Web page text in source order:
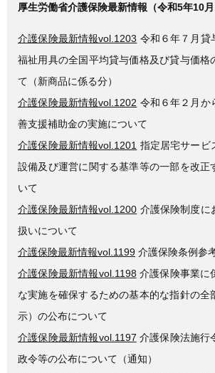
厚生労働省介護保険最新情報（令和5年10月
介護保険最新情報vol.1203 令和６年７月貸
福祉用具の全国平均貸与価格及び貸与価格
て（新商品に係る分）
介護保険最新情報vol.1202 令和６年２月か
善支援補助金の実施について
介護保険最新情報vol.1201 指定居宅サービ
設備及び運営に関する基準等の一部を改正
いて
介護保険最新情報vol.1200 介護保険制度に
扱いについて
介護保険最新情報vol.1199 介護保険条例参
介護保険最新情報vol.1198 介護保険事業に
な実施を確保するための基本的な指針の全
示）の公布について
介護保険最新情報vol.1197 介護保険法施行
政令等の公布について（通知）